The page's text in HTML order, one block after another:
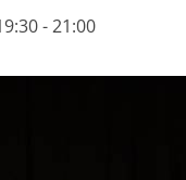
-21:00